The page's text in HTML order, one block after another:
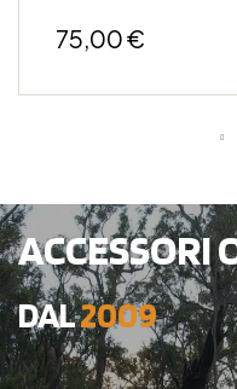
75,00 €
ACCESSORI
DAL2009